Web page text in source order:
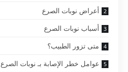
أعراض نوبات الصرع
أسباب نوبات الصرع
متى تزور الطبيب؟
عوامل خطر الإصابة بـ نوبات الصرع